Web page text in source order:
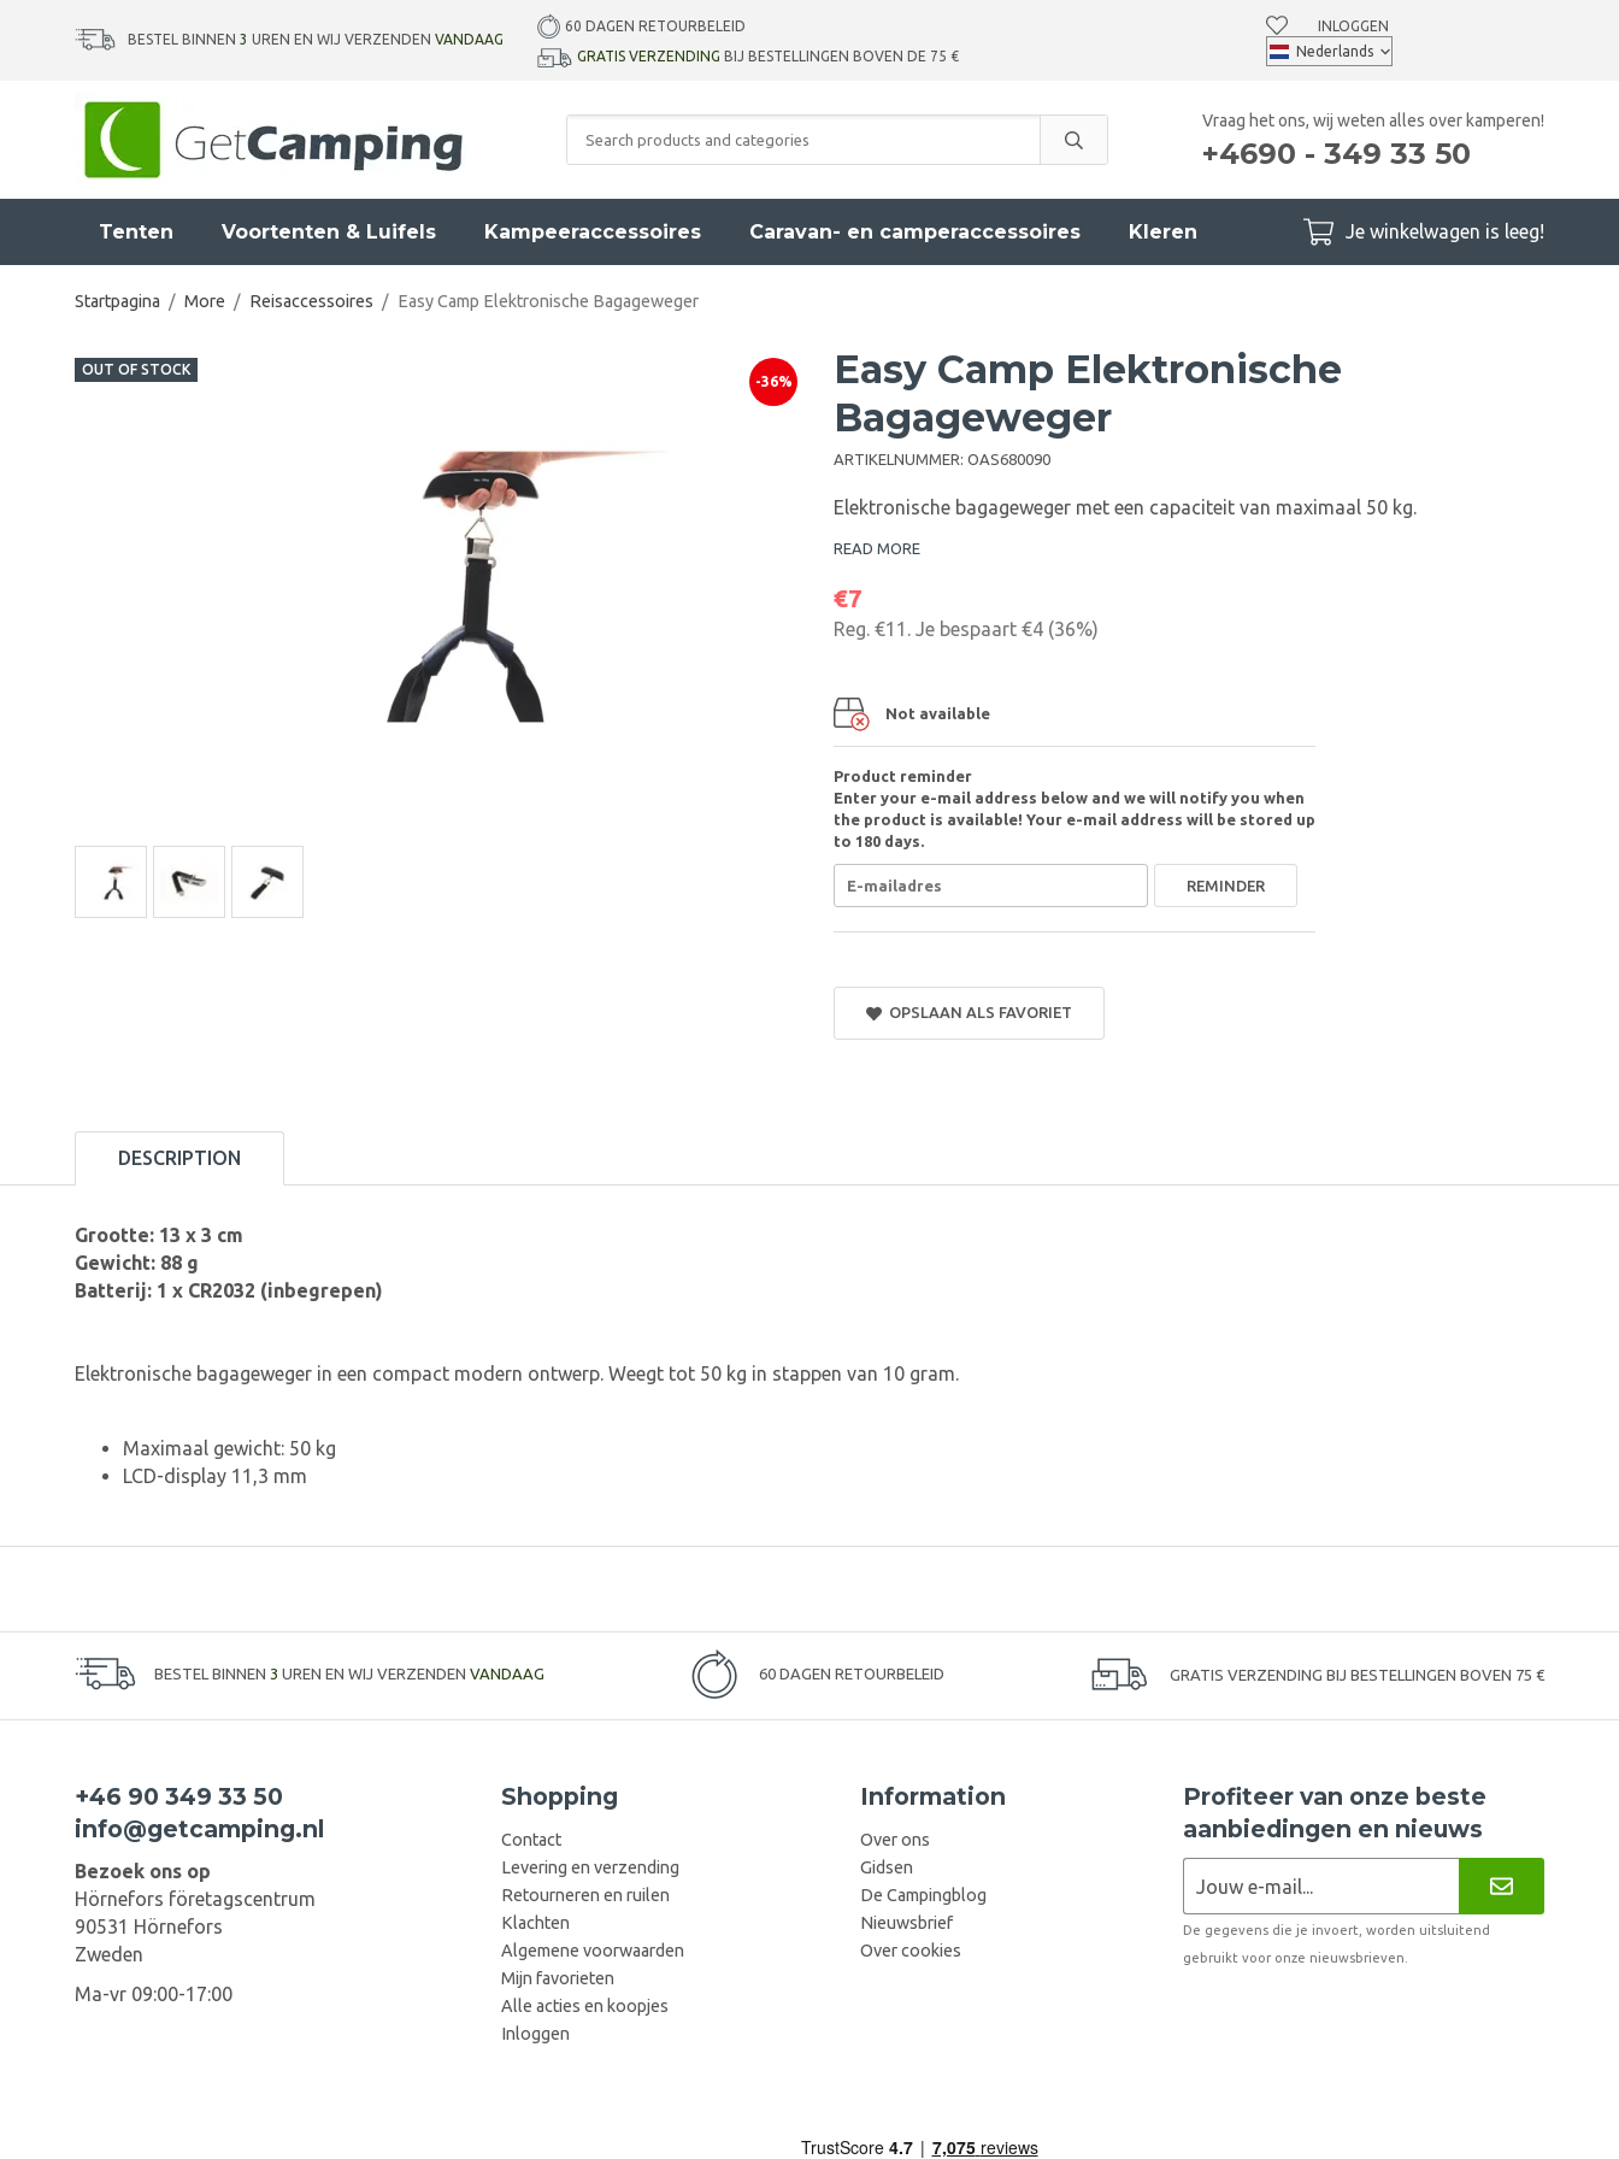
BESTEL BINNEN 3 UREN EN WIJ VERZENDEN VANDAAG
60 DAGEN RETOURBELEID
GRATIS VERZENDING BIJ BESTELLINGEN BOVEN DE 75 €
INLOGGEN
Vraag het ons, wij weten alles over kamperen!
+4690 - 349 33 50
Tenten Voortenten & Luifels Kampeeraccessoires Caravan- en camperaccessoires Kleren Je winkelwagen is leeg!
Startpagina / More / Reisaccessoires / Easy Camp Elektronische Bagageweger
OUT OF STOCK
-36%
Easy Camp Elektronische
Bagageweger
ARTIKELNUMMER: OAS680090
Elektronische bagageweger met een capaciteit van maximaal 50 kg.
READ MORE
€7
Reg. €11 . Je bespaart €4 (36%)
Not available
Product reminder
Enter your e-mail address below and we will notify you when
the product is available! Your e-mail address will be stored up
to 180 days.
REMINDER
OPSLAAN ALS FAVORIET
DESCRIPTION
Grootte: 13 x 3 cm
Gewicht: 88 g
Batterij: 1 x CR2032 (inbegrepen)
Elektronische bagageweger in een compact modern ontwerp. Weegt tot 50 kg in stappen van 10 gram.
Maximaal gewicht: 50 kg
LCD-display 11,3 mm
BESTEL BINNEN 3 UREN EN WIJ VERZENDEN VANDAAG 60 DAGEN RETOURBELEID GRATIS VERZENDING BIJ BESTELLINGEN BOVEN 75 €
+46 90 349 33 50
info@getcamping.nl
Bezoek ons op
Hörnefors företagscentrum
90531 Hörnefors
Zweden
Ma-vr 09:00-17:00
Shopping
Contact
Levering en verzending
Retourneren en ruilen
Klachten
Algemene voorwaarden
Mijn favorieten
Alle acties en koopjes
Inloggen
Information
Over ons
Gidsen
De Campingblog
Nieuwsbrief
Over cookies
Profiteer van onze beste
aanbiedingen en nieuws
De gegevens die je invoert, worden uitsluitend
gebruikt voor onze nieuwsbrieven.